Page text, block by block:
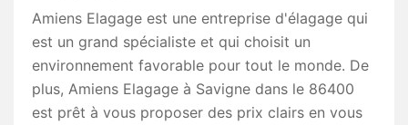
Amiens Elagage est une entreprise d'élagage qui
est un grand spécialiste et qui choisit un
environnement favorable pour tout le monde. De
plus, Amiens Elagage à Savigne dans le 86400
est prêt à vous proposer des prix clairs en vous